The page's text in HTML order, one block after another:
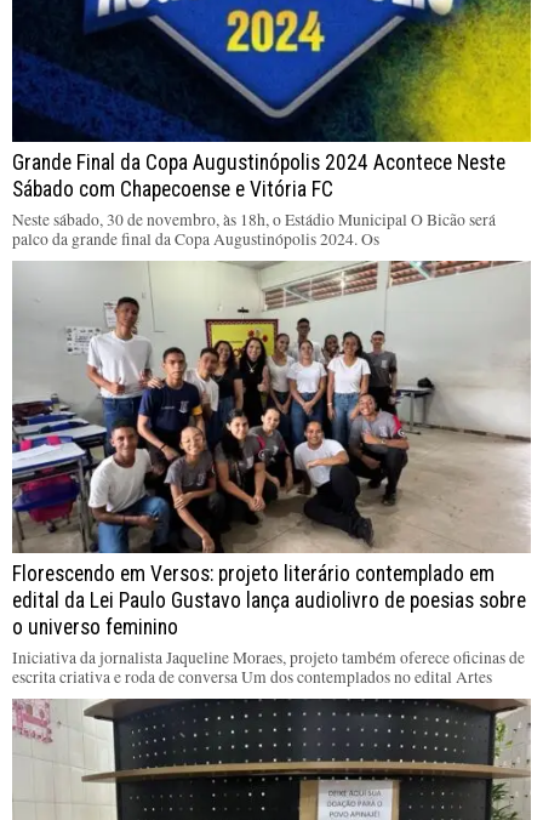
Grande Final da Copa Augustinópolis 2024 Acontece Neste
Sábado com Chapecoense e Vitória FC
Neste sábado, 30 de novembro, às 18h, o Estádio Municipal O Bicão será
palco da grande final da Copa Augustinópolis 2024. Os
Florescendo em Versos: projeto literário contemplado em
edital da Lei Paulo Gustavo lança audiolivro de poesias sobre
o universo feminino
Iniciativa da jornalista Jaqueline Moraes, projeto também oferece oficinas de
escrita criativa e roda de conversa Um dos contemplados no edital Artes